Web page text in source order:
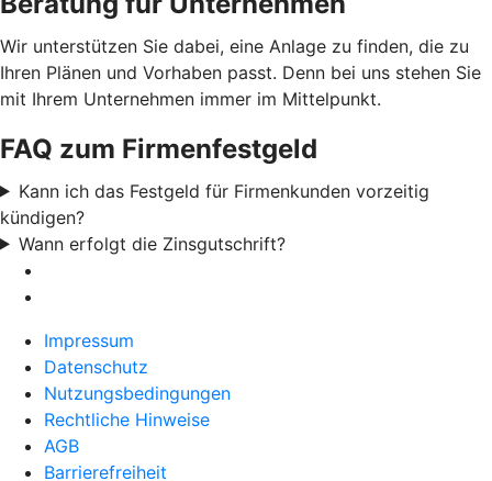
Wir unterstützen Sie dabei, eine Anlage zu finden, die zu
Ihren Plänen und Vorhaben passt. Denn bei uns stehen Sie
mit Ihrem Unternehmen immer im Mittelpunkt.
FAQ zum Firmenfestgeld
Kann ich das Festgeld für Firmenkunden vorzeitig
kündigen?
Wann erfolgt die Zinsgutschrift?
Impressum
Datenschutz
Nutzungsbedingungen
Rechtliche Hinweise
AGB
Barrierefreiheit